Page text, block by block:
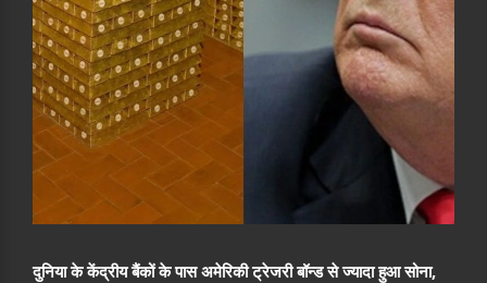
दुनिया के केंद्रीय बैंकों के पास अमेरिकी ट्रेजरी बॉन्ड से ज्यादा हुआ सोना,